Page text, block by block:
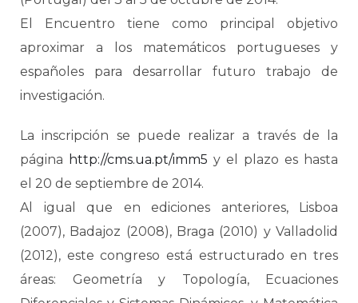
El Encuentro tiene como principal objetivo
aproximar a los matemáticos portugueses y
españoles para desarrollar futuro trabajo de
investigación.
La inscripción se puede realizar a través de la
página http://cms.ua.pt/imm5 y el plazo es hasta
el 20 de septiembre de 2014.
Al igual que en ediciones anteriores, Lisboa
(2007), Badajoz (2008), Braga (2010) y Valladolid
(2012), este congreso está estructurado en tres
áreas: Geometría y Topología, Ecuaciones